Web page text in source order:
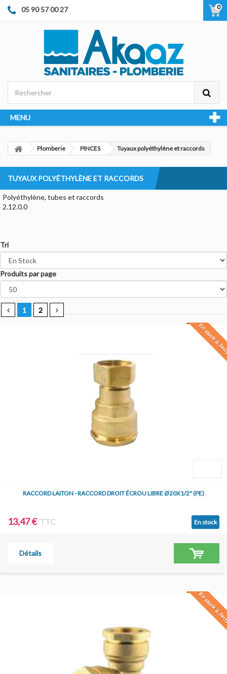
05 90 57 00 27 0
MENU
Plomberie PINCES Tuyaux polyéthylène et raccords
TUYAUX POLYÉTHYLÈNE ET RACCORDS
Polyéthylène, tubes et raccords
2.12.0.0
Tri
Produits par page
1 2
En stock à
RACCORD LAITON - RACCORD DROIT ÉCROU LIBRE Ø20X1/2" (PE)
13,47 € TTC En stock
Détails
En stock à